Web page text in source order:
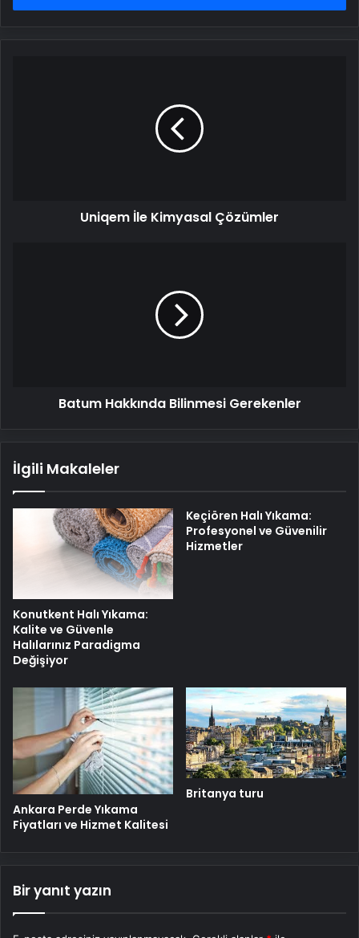
Uniqem İle Kimyasal Çözümler
Batum Hakkında Bilinmesi Gerekenler
İlgili Makaleler
Konutkent Halı Yıkama:
Kalite ve Güvenle
Halılarınız Paradigma
Değişiyor
Keçiören Halı Yıkama:
Profesyonel ve Güvenilir
Hizmetler
Ankara Perde Yıkama
Fiyatları ve Hizmet Kalitesi
Britanya turu
Bir yanıt yazın